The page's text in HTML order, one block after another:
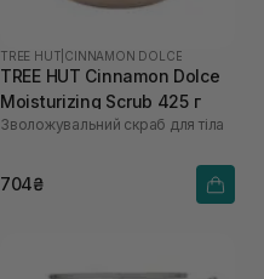
TREE HUT CINNAMON DOLCE
TREE HUT Cinnamon Dolce
Moisturizing Scrub 425 г
Зволожувальний скраб для тіла
704₴